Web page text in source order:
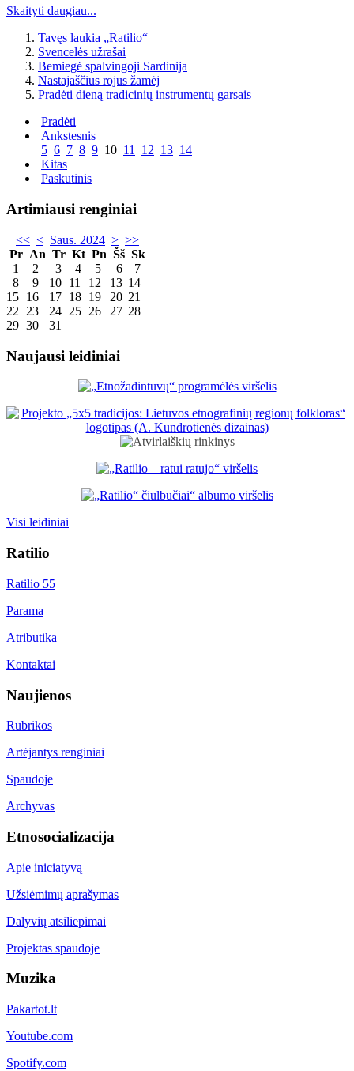
Skaityti daugiau...
Tavęs laukia „Ratilio“
Svencelės užrašai
Bemiegė spalvingoji Sardinija
Nastajaščius rojus žamėj
Pradėti dieną tradicinių instrumentų garsais
Pradėti
Ankstesnis
5 6 7 8 9 10 11 12 13 14
Kitas
Paskutinis
Artimiausi renginiai
<< < Saus. 2024 > >>
Pr An Tr Kt Pn Šš Sk
1
2 3 4 5 6
7
8
9 10 11 12 13 14
15 16 17 18 19 20 21
22
23 24 25 26 27 28
29 30 31
Naujausi leidiniai
Visi leidiniai
Ratilio
Ratilio 55
Parama
Atributika
Kontaktai
Naujienos
Rubrikos
Artėjantys renginiai
Spaudoje
Archyvas
Etnosocializacija
Apie iniciatyvą
Užsiėmimų aprašymas
Dalyvių atsiliepimai
Projektas spaudoje
Muzika
Pakartot.lt
Youtube.com
Spotify.com